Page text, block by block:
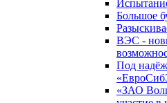
Большое
ВЭС -
Под
«ЗАО